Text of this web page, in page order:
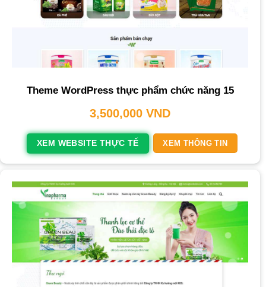
Theme WordPress thực phẩm chức năng 15
3,500,000 VND
XEM WEBSITE THỰC TẾ XEM THÔNG TIN